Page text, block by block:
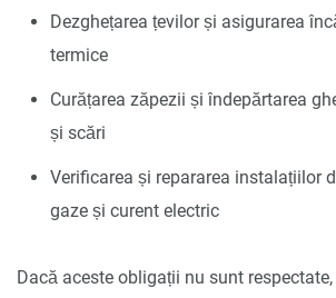
Dezghețarea țevilor și asigurarea
termice
Curățarea zăpezii și îndepărtarea
și scări
Verificarea și repararea instalațiilor
gaze și curent electric
Dacă aceste obligații nu sunt